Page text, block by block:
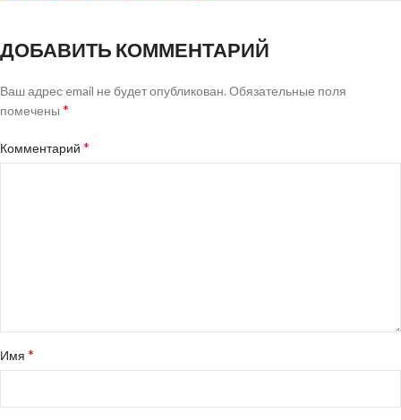
ДОБАВИТЬ КОММЕНТАРИЙ
Ваш адрес email не будет опубликован. Обязательные поля
помечены *
Комментарий *
Имя *